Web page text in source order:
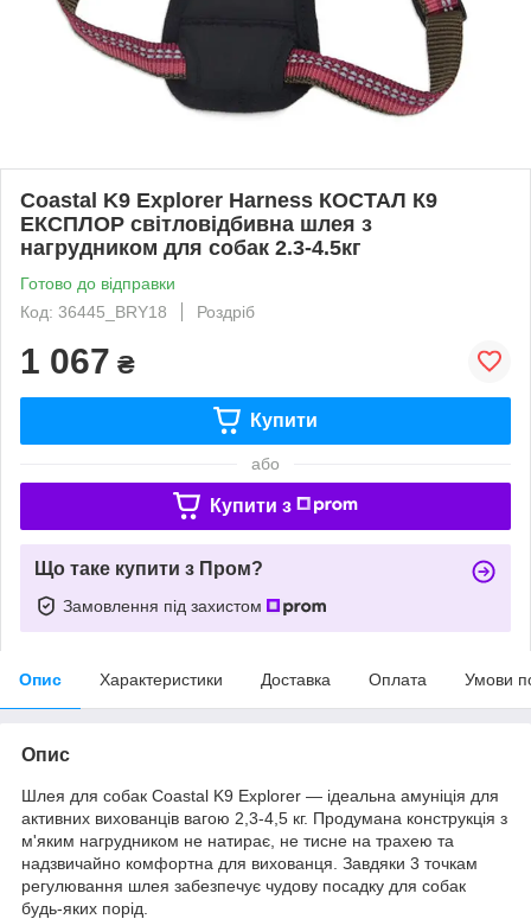
Coastal K9 Explorer Harness КОСТАЛ К9
ЕКСПЛОР світловідбивна шлея з
нагрудником для собак 2.3-4.5кг
Готово до відправки
Код: 36445_BRY18
Роздріб
1 067 ₴
Купити
або
Купити з
Що таке купити з Пром?
Замовлення під захистом
Опис Характеристики Доставка Оплата Умови
Опис
Шлея для собак Coastal K9 Explorer — ідеальна амуніція для
активних вихованців вагою 2,3-4,5 кг. Продумана конструкція з
м'яким нагрудником не натирає, не тисне на трахею та
надзвичайно комфортна для вихованця. Завдяки 3 точкам
регулювання шлея забезпечує чудову посадку для собак
будь-яких порід.